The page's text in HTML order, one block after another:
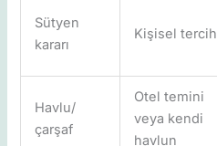
Sütyen
kararı
Kişisel tercih
Havlu/
çarşaf
Otel temini
veya kendi
havlun